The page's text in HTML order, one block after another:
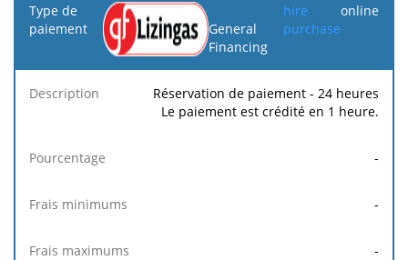
Type de
paiement
Frais
minimums
Frais
maximums
General
Financing
hire
purchase
online
Réservation de paiement - 24 heures
Le paiement est crédité en 1 heure.
-
-
-